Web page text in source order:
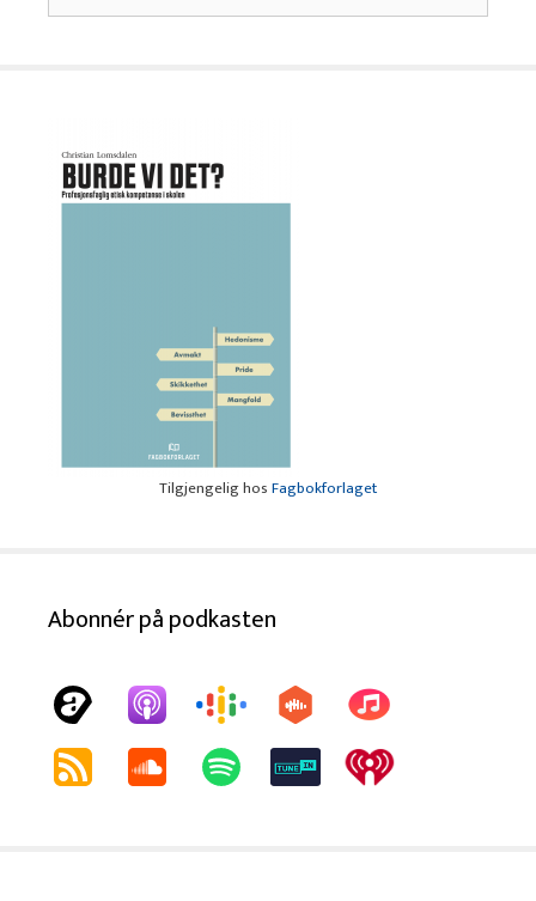
Tilgjengelig hosFagbokforlaget
Abonnér på podkasten